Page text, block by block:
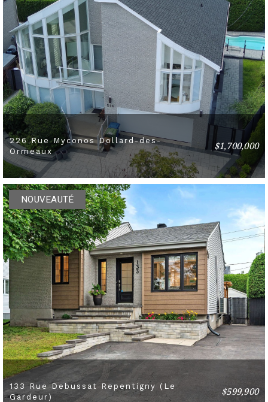
226 Rue Myconos Dollard-des-
Ormeaux
$1,700,000
5 BEDS 3 BATHS
NOUVEAUTÉ
133 Rue Debussat Repentigny (Le
Gardeur)
$599,900
4 BEDS 2 BATHS